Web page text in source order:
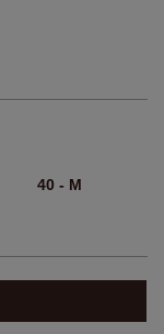
40 - M